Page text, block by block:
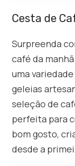
Cesta de
Surpreenda
café da
uma
geleias
seleção de
perfeita para
bom gosto,
desde a